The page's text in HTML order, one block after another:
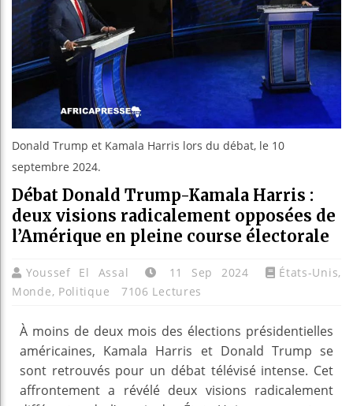
Bénin
Aliko
Donald Trump et Kamala Harris lors du débat, le 10
septembre 2024.
Débat Donald Trump-Kamala Harris :
deux visions radicalement opposées de
l’Amérique en pleine course électorale
Youssef El Assal 11 Sep 2024 États-Unis,
Monde, Politique 7106 Lectures
À moins de deux mois des élections présidentielles
américaines, Kamala Harris et Donald Trump se
sont retrouvés pour un débat télévisé intense. Cet
affrontement a révélé deux visions radicalement